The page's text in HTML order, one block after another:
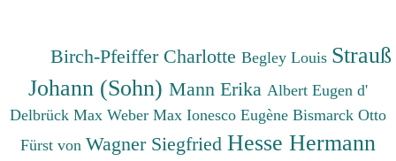
Birch-Pfeiffer CharlotteBegley Louis Strauß
Johann (Sohn) Mann Erika Albert Eugen d'
Delbrück Max Weber Max Ionesco Eugène Bismarck Otto
Fürst von Wagner Siegfried Hesse Hermann